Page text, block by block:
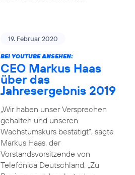
19. Februar 2020
BEI YOUTUBE ANSEHEN:
CEO Markus Haas
über das
Jahresergebnis 2019
„Wir haben unser Versprechen
gehalten und unseren
Wachstumskurs bestätigt“, sagte
Markus Haas, der
Vorstandsvorsitzende von
Telefónica Deutschland. „Zu